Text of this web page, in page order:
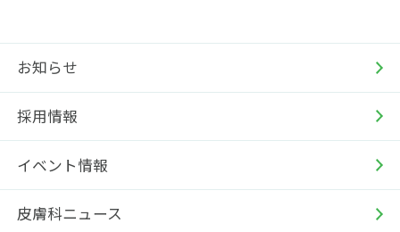
お知らせ
採用情報
イベント情報
皮膚科ニュース